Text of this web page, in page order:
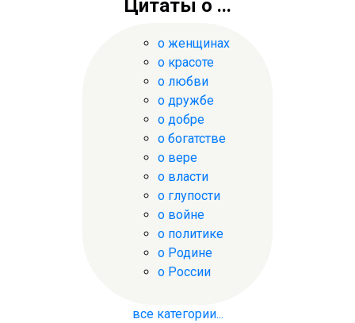
Цитаты о ...
о женщинах
о красоте
о любви
о дружбе
о добре
о богатстве
о вере
о власти
о глупости
о войне
о политике
о Родине
о России
все категории...